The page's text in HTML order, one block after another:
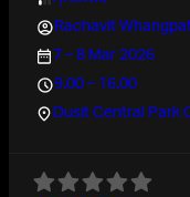
Rachavit
7 – 8 Mar 2026
9.00 – 16.00
Dusit Central Park